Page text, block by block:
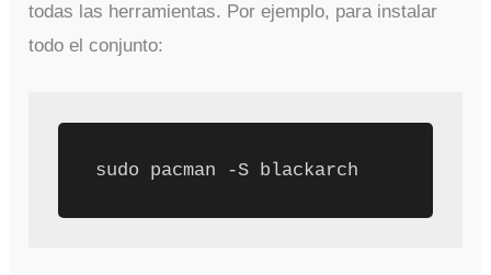
todas las herramientas. Por ejemplo, para instalar
todo el conjunto: